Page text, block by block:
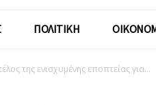
ΠΟΛΙΤΙΚΗ
της ενισχυμένης εποπτείας για...